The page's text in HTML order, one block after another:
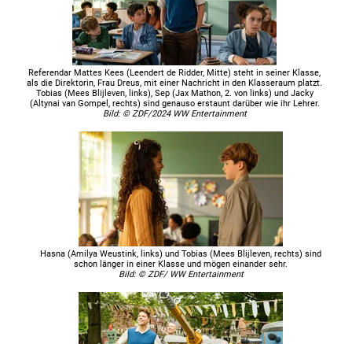
Referendar Mattes Kees (Leendert de Ridder, Mitte) steht in seiner Klasse,
als die Direktorin, Frau Dreus, mit einer Nachricht in den Klasseraum platzt.
Tobias (Mees Blijleven, links), Sep (Jax Mathon, 2. von links) und Jacky
(Altynai van Gompel, rechts) sind genauso erstaunt darüber wie ihr Lehrer.
Bild: © ZDF/2024 WW Entertainment
Hasna (Amilya Weustink, links) und Tobias (Mees Blijleven, rechts) sind
schon länger in einer Klasse und mögen einander sehr.
Bild: © ZDF/ WW Entertainment